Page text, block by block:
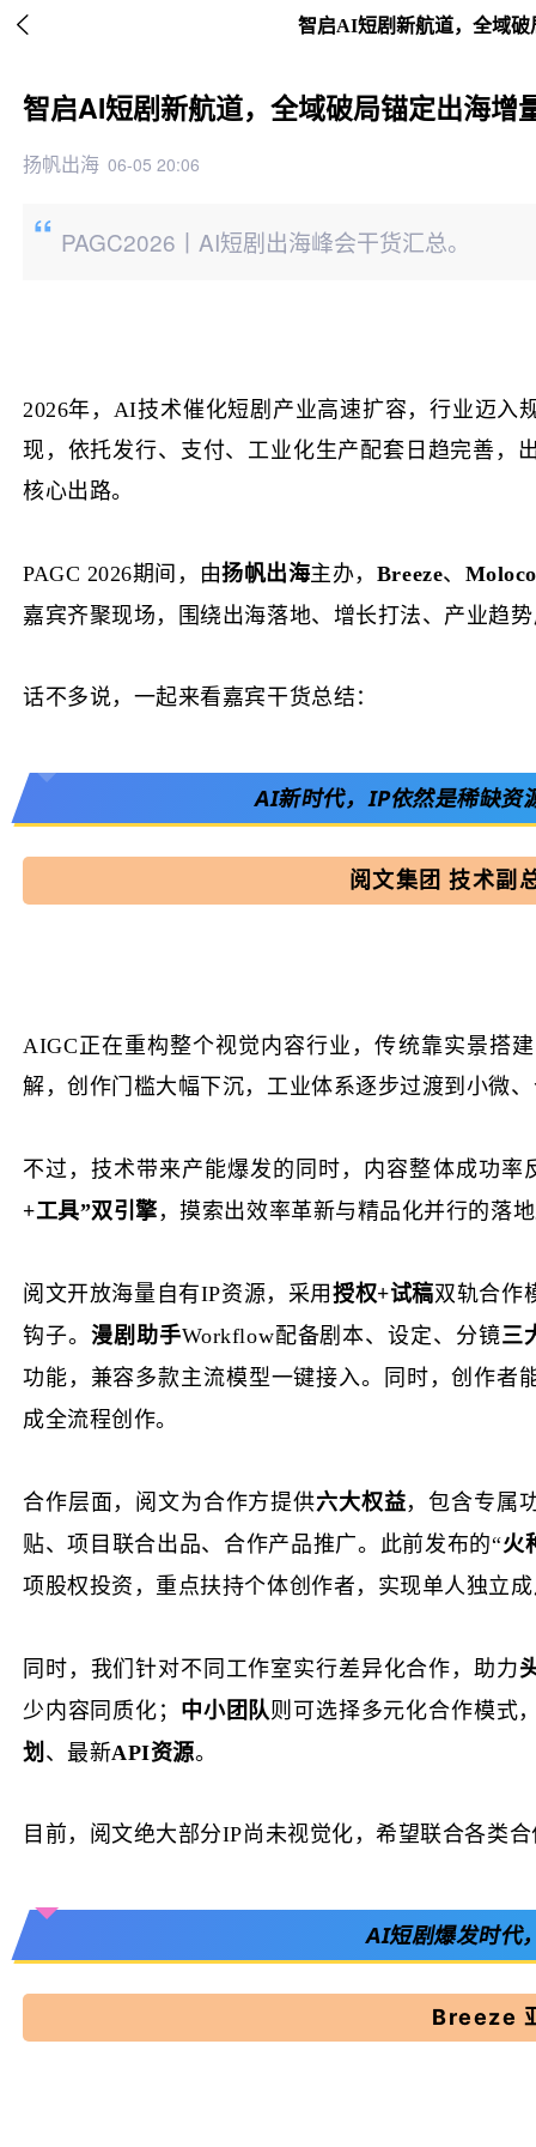
 智启AI短剧新航道，全域
智启AI短剧新航道，全域破局锚定出海增
扬帆出海 06-05 20:06
PAGC2026丨AI短剧出海峰会干货汇总。
2026年，AI技术催化短剧产业高速扩容，行业迈
现， 依托发行、支付、工业化生产配套日趋完善，
核心出路。
PAGC 2026期间，由扬帆出海主办， Breeze、 Moloco
嘉宾齐聚现场，围绕出海落地、增长打法、产业趋
话不多说，一起来看嘉宾干货总结：
AI新时代，IP依然是稀缺
阅文集团技术副
AIGC正在重构整个视觉内容行业，传统靠实景搭
解，创作门槛大幅下沉，工业体系逐步过渡到小微
不过，技术带来产能爆发的同时，内容整体成功率
+工具”双引擎，摸索出效率革新与精品化并行的落
阅文开放海量自有IP资源，采用授权+试稿双轨合作
钩子。 漫剧助手Workflow配备剧本、设定、分镜三
功能，兼容多款主流模型一键接入。同时，创作者
成全流程创作。
合作层面，阅文为合作方提供六大权益，包含专属
贴、项目联合出品、合作产品推广。此前发布的“火
项股权投资，重点扶持个体创作者，实现单人独立
同时，我们针对不同工作室实行差异化合作，助力
少内容同质化； 中小团队则可选择多元化合作模式
划 、最新API资源。
目前，阅文绝大部分IP尚未视觉化，希望联合各类
AI短剧爆发时代
Breeze